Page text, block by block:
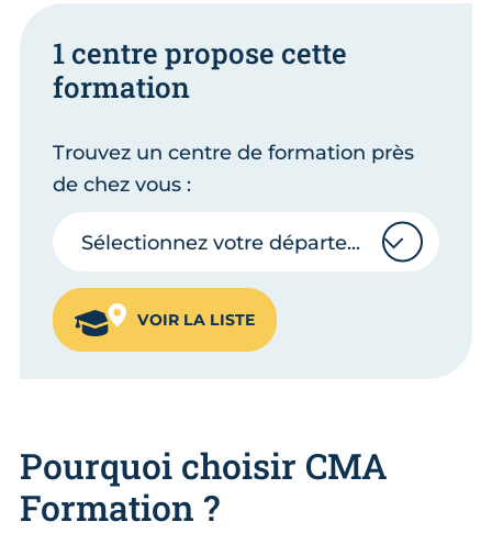
1 centre propose cette
formation
Trouvez un centre de formation près
de chez vous :
Sélectionnez votre département
Sélectionnez votre département
VOIR LA LISTE
Pourquoi choisir CMA
Formation ?